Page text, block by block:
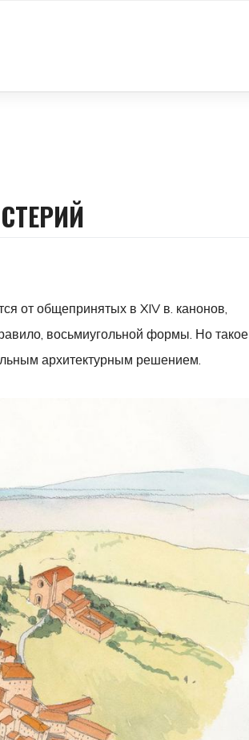
от общепринятых в XIV в. канонов,
восьмиугольной формы. Но такое
архитектурным решением.